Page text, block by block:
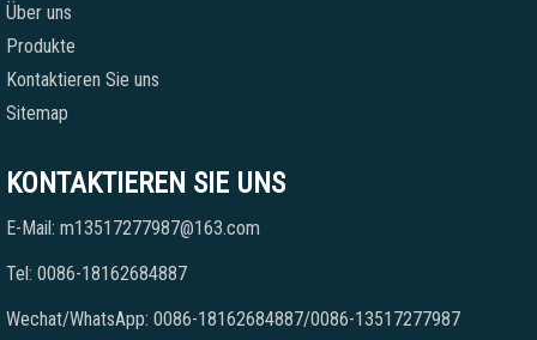
Über uns
Produkte
Kontaktieren Sie uns
Sitemap
KONTAKTIEREN SIE UNS
E-Mail: m13517277987@163.com
Tel: 0086-18162684887
Wechat/WhatsApp: 0086-18162684887/0086-13517277987